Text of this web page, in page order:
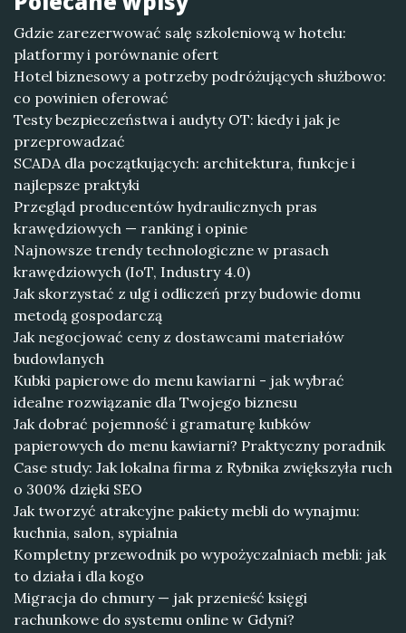
Gdzie zarezerwować salę szkoleniową w hotelu:
platformy i porównanie ofert
Hotel biznesowy a potrzeby podróżujących służbowo:
co powinien oferować
Testy bezpieczeństwa i audyty OT: kiedy i jak je
przeprowadzać
SCADA dla początkujących: architektura, funkcje i
najlepsze praktyki
Przegląd producentów hydraulicznych pras
krawędziowych — ranking i opinie
Najnowsze trendy technologiczne w prasach
krawędziowych (IoT, Industry 4.0)
Jak skorzystać z ulg i odliczeń przy budowie domu
metodą gospodarczą
Jak negocjować ceny z dostawcami materiałów
budowlanych
Kubki papierowe do menu kawiarni - jak wybrać
idealne rozwiązanie dla Twojego biznesu
Jak dobrać pojemność i gramaturę kubków
papierowych do menu kawiarni? Praktyczny poradnik
Case study: Jak lokalna firma z Rybnika zwiększyła ruch
o 300% dzięki SEO
Jak tworzyć atrakcyjne pakiety mebli do wynajmu:
kuchnia, salon, sypialnia
Kompletny przewodnik po wypożyczalniach mebli: jak
to działa i dla kogo
Migracja do chmury — jak przenieść księgi
rachunkowe do systemu online w Gdyni?